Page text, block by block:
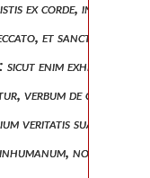
ex corde, in eam
et sanctitati fecit
enim exhibuistis
verbum de
veritatis suae. vere
non solum